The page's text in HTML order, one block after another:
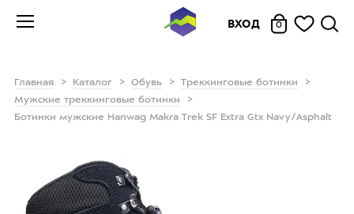
ВХОД 0
Главная Каталог Обувь
Треккинговые ботинки
Мужские треккинговые ботинки
Ботинки мужские Hanwag Makra Trek SF Extra Gtx Navy/Asphalt